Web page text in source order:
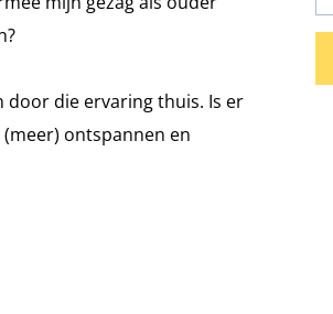
door die ervaring thuis. Is er
ontspannen en